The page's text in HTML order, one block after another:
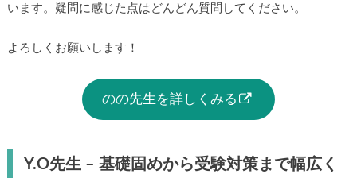
います。疑問に感じた点はどんどん質問してください。
よろしくお願いします！
のの先生を詳しくみる
Y.O先生 – 基礎固めから受験対策まで幅広く